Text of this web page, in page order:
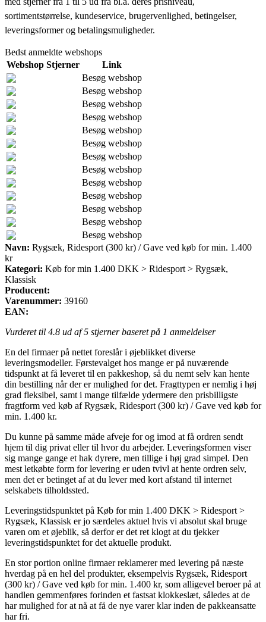
sortimentstørrelse, kundeservice, brugervenlighed, betingelser,
leveringsformer og betalingsmuligheder.
Bedst anmeldte webshops
Webshop Stjerner
Link
Besøg webshop
Besøg webshop
Besøg webshop
Besøg webshop
Besøg webshop
Besøg webshop
Besøg webshop
Besøg webshop
Besøg webshop
Besøg webshop
Besøg webshop
Besøg webshop
Besøg webshop
Navn: Rygsæk, Ridesport (300 kr) / Gave ved køb for min. 1.400
kr
Kategori: Køb for min 1.400 DKK > Ridesport > Rygsæk,
Klassisk
Producent:
Varenummer: 39160
EAN:
Vurderet til 4.8 ud af 5 stjerner baseret på 1 anmeldelser
En del firmaer på nettet foreslår i øjeblikket diverse
leveringsmodeller. Førstevalget hos mange er på nuværende
tidspunkt at få leveret til en pakkeshop, så du nemt selv kan hente
din bestilling når der er mulighed for det. Fragttypen er nemlig i høj
grad fleksibel, samt i mange tilfælde ydermere den prisbilligste
fragtform ved køb af Rygsæk, Ridesport (300 kr) / Gave ved køb for
min. 1.400 kr.
Du kunne på samme måde afveje for og imod at få ordren sendt
hjem til dig privat eller til hvor du arbejder. Leveringsformen viser
sig mange gange et hak dyrere, men tillige i høj grad simpel. Den
mest letkøbte form for levering er uden tvivl at hente ordren selv,
men det er betinget af at du lever med kort afstand til internet
selskabets tilholdssted.
Leveringstidspunktet på Køb for min 1.400 DKK > Ridesport >
Rygsæk, Klassisk er jo særdeles aktuel hvis vi absolut skal bruge
varen om et øjeblik, så derfor er det ret klogt at du tjekker
leveringstidspunktet for det aktuelle produkt.
En stor portion online firmaer reklamerer med levering på næste
hverdag på en hel del produkter, eksempelvis Rygsæk, Ridesport
(300 kr) / Gave ved køb for min. 1.400 kr, som alligevel beroer på at
handlen gemmenføres forinden et fastsat klokkeslæt, således at de
har mulighed for at nå at få de nye varer klar inden de pakkeansatte
har fri.